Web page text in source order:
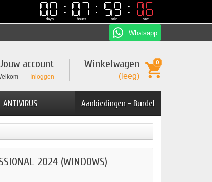
00
00
days
07
07
hours
59
59
min
05
05
sec
Whatsapp
Winkelwagen
(leeg)
0
Jouw account
Inloggen
Aanbiedingen - Bundel
ANTIVIRUS
2024 (WINDOWS)